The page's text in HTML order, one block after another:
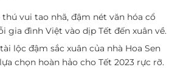
thú vui tao nhã, đậm nét văn hóa cổ
gia đình Việt vào dịp Tết đến xuân về.
lộc đậm sắc xuân của nhà Hoa Sen
chọn hoàn hảo cho Tết 2023 rực rỡ.